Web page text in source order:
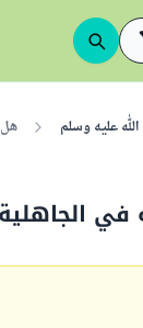
عليه وسلم
في